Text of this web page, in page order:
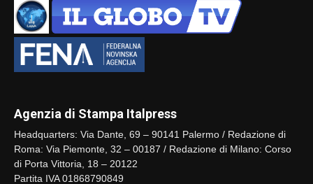
Agenzia di Stampa Italpress
Headquarters: Via Dante, 69 – 90141 Palermo / Redazione di
Roma: Via Piemonte, 32 – 00187 / Redazione di Milano: Corso
di Porta Vittoria, 18 – 20122
Partita IVA 01868790849